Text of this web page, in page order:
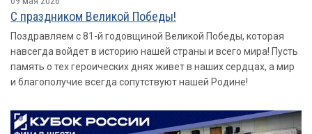
С праздником Великой Победы!
Поздравляем с 81-й годовщиной Великой Победы, которая
навсегда войдет в историю нашей страны и всего мира! Пусть
память о тех героических днях живет в наших сердцах, а мир
и благополучие всегда сопутствуют нашей Родине!